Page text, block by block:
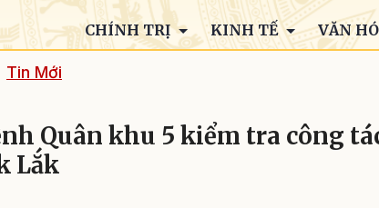
CHÍNH TRỊ KINH TẾ VĂN
Tin Mới
Quân khu 5 kiểm tra công
Lắk